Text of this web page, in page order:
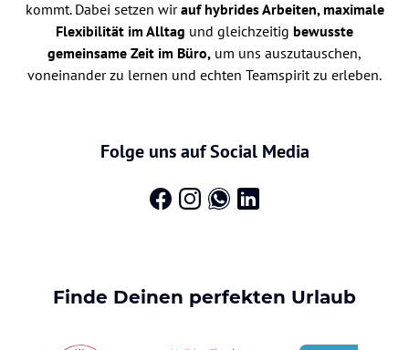
kommt. Dabei setzen wirauf hybrides Arbeiten, maximale
Flexibilität im Alltag und gleichzeitig bewusste
gemeinsame Zeit im Büro, um uns auszutauschen,
voneinander zu lernen und echten Teamspirit zu erleben.
Folge uns auf Social Media
Finde Deinen perfekten Urlaub